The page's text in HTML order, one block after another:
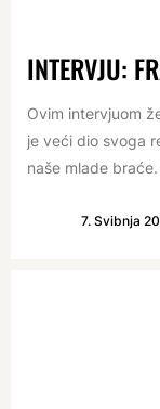
INTERVJU:
Ovim intervjuom
je veći dio svoga
naše mlade
7. Svibnja